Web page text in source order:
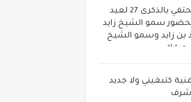
أبوظبي تحتفي بالذكرى 27 لعيد
سمو الشيخ زايد
بن زايد وسمو الشيخ
مبارك
كتبغيني ولا جديد
شرف